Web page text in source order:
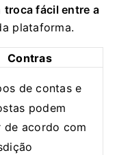
troca fácil entre a
plataforma.
Contras
de contas e
podem
de acordo com